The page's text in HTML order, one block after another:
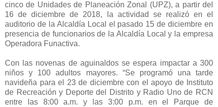
cinco de Unidades de Planeación Zonal (UPZ), a partir del
16 de diciembre de 2018, la actividad se realizó en el
auditorio de la Alcaldía Local el pasado 15 de diciembre en
presencia de funcionarios de la Alcaldía Local y la empresa
Operadora Funactiva.
Con las novenas de aguinaldos se espera impactar a 300
niños y 100 adultos mayores. “Se programó una tarde
navideña para el 23 de diciembre con el apoyo de Instituto
de Recreación y Deporte del Distrito y Radio Uno de RCN
entre las 8:00 a.m. y las 3:00 p.m. en el Parque de